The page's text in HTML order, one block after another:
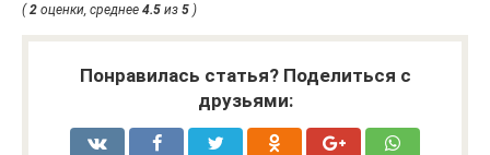
(2 оценки, среднее 4.5 из 5 )
Понравилась статья? Поделиться с
друзьями: